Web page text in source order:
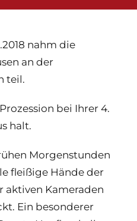
nahm die
an der
teil.
bei Ihrer 4.
halt.
Morgenstunden
fleißige Hände der
aktiven Kameraden
Ein besonderer